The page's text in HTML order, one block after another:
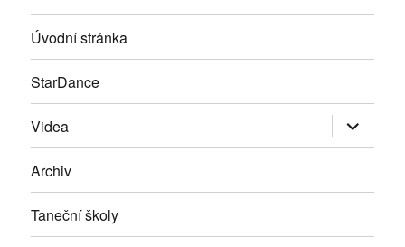
Úvodní stránka
StarDance
Videa Zobrazit
položky
Archiv
Taneční školy